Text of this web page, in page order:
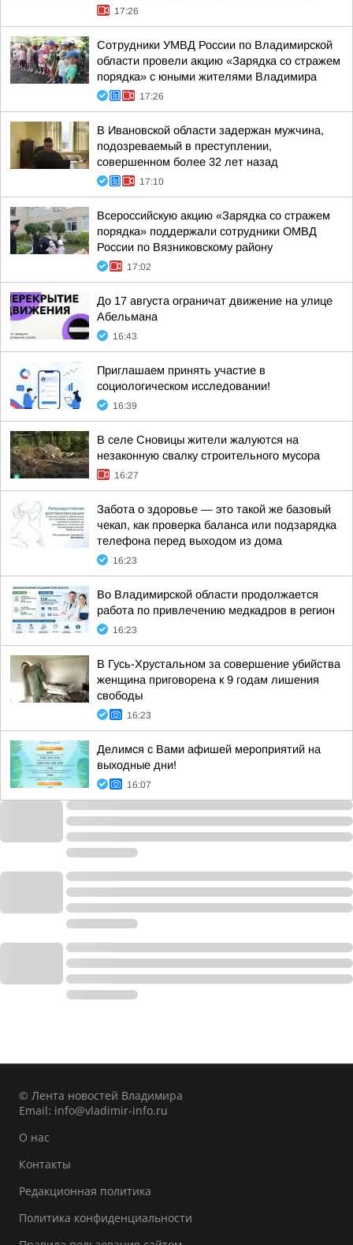
17:26
Сотрудники УМВД России по Владимирской
области провели акцию «Зарядка со стражем
порядка» с юными жителями Владимира
17:26
В Ивановской области задержан мужчина,
подозреваемый в преступлении,
совершенном более 32 лет назад
17:10
Всероссийскую акцию «Зарядка со стражем
порядка» поддержали сотрудники ОМВД
России по Вязниковскому району
17:02
До 17 августа ограничат движение на улице
Абельмана
16:43
Приглашаем принять участие в
социологическом исследовании!
16:39
В селе Сновицы жители жалуются на
незаконную свалку строительного мусора
16:27
Забота о здоровье — это такой же базовый
чекап, как проверка баланса или подзарядка
телефона перед выходом из дома
16:23
Во Владимирской области продолжается
работа по привлечению медкадров в регион
16:23
В Гусь-Хрустальном за совершение убийства
женщина приговорена к 9 годам лишения
свободы
16:23
Делимся с Вами афишей мероприятий на
выходные дни!
16:07
© Лента новостей Владимира
Email: info@vladimir-info.ru
О нас
Контакты
Редакционная политика
Политика конфиденциальности